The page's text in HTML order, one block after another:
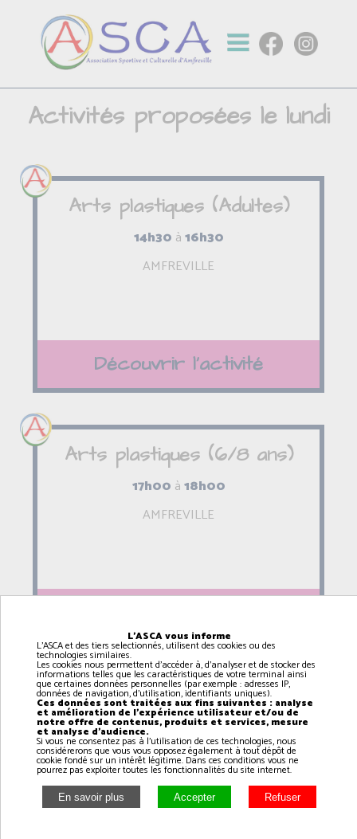
Activités proposées le lundi
Arts plastiques (Adultes)
14h30 à16h30
AMFREVILLE
Découvrir l'activité
Arts plastiques (6/8 ans)
17h00 à18h00
AMFREVILLE
Arts plastiques (9/12 ans)
18h00à19h00
AMFREVILLE
L'ASCA vous informe
L'ASCA et des tiers selectionnés, utilisent des cookies ou des
technologies similaires.
Les cookies nous permettent d'accéder à, d'analyser et de stocker des
informations telles que les caractéristiques de votre terminal ainsi
que certaines données personnelles (par exemple : adresses IP,
données de navigation, d'utilisation, identifiants uniques).
Ces données sont traitées aux fins suivantes : analyse
et amélioration de l'expérience utilisateur et/ou de
notre offre de contenus, produits et services, mesure
et analyse d'audience.
Si vous ne consentez pas à l'utilisation de ces technologies, nous
considérerons que vous vous opposez également à tout dépôt de
cookie fondé sur un intérêt légitime. Dans ces conditions vous ne
pourrez pas exploiter toutes les fonctionnalités du site internet.